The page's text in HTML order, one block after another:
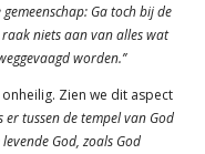
gemeenschap: Ga toch bij de
niets aan van alles wat
worden.’’
Zien we dit aspect
er tussen de tempel van God
God, zoals God